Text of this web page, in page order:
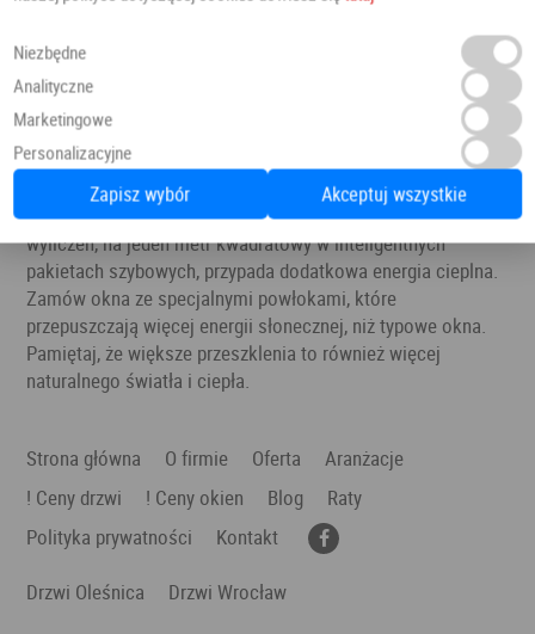
najniższych, dlatego nie warto przepłacać w czasie każdego
sezonu grzewczego, skoro można dokonać jednorazowego
zakupu okien energooszczędnych. Okna energooszczędne
Wrocław należą do najlepszych modeli dostępnych na rynku.
Straty energii pomogą zniwelować nowoczesne pakiety
szybowe, złożone z kilku szyb. Dzięki takiemu rozwiązaniu,
możesz zamontować nawet większe przeszklenia. Według
wyliczeń, na jeden metr kwadratowy w inteligentnych
pakietach szybowych, przypada dodatkowa energia cieplna.
Zamów okna ze specjalnymi powłokami, które
przepuszczają więcej energii słonecznej, niż typowe okna.
Pamiętaj, że większe przeszklenia to również więcej
naturalnego światła i ciepła.
Strona główna O firmie Oferta
Aranżacje
! Ceny drzwi
! Ceny okien Blog
Raty
Polityka prywatności
Kontakt
Drzwi Oleśnica
Drzwi Wrocław
Niezbędne
Analityczne
Marketingowe
Personalizacyjne
Zapisz wybór Akceptuj wszystkie